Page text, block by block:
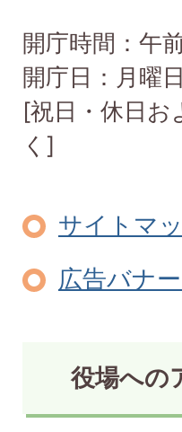
開庁時間：午
開庁日：月曜
[祝日・休日お
く]
サイトマ
広告バナ
役場への